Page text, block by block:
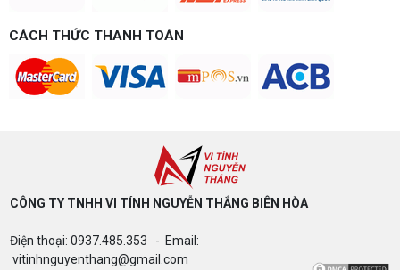
CÁCH THỨC THANH TOÁN
CÔNG TY TNHH VI TÍNH NGUYỄN THẮNG BIÊN HÒA​
Điện thoại: 0937.485.353 - Email:
vitinhnguyenthang@gmail.com